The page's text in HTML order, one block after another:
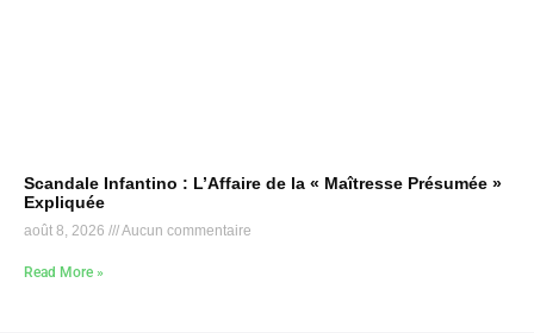
Scandale Infantino : L’Affaire de la « Maîtresse Présumée »
Expliquée
août 8, 2026 Aucun commentaire
Read More »